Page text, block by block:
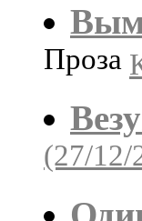
Проза
(27/12/